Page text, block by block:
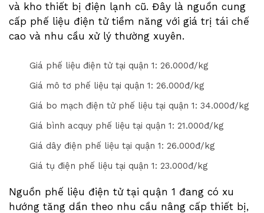
và kho thiết bị điện lạnh cũ. Đây là nguồn cung
cấp phế liệu điện tử tiềm năng với giá trị tái chế
cao và nhu cầu xử lý thường xuyên.
Giá phế liệu điện tử tại quận 1: 26.000đ/kg
Giá mô tơ phế liệu tại quận 1: 26.000đ/kg
Giá bo mạch điện tử phế liệu tại quận 1: 34.000đ/kg
Giá bình acquy phế liệu tại quận 1: 21.000đ/kg
Giá dây điện phế liệu tại quận 1: 26.000đ/kg
Giá tụ điện phế liệu tại quận 1: 23.000đ/kg
Nguồn phế liệu điện tử tại quận 1 đang có xu
hướng tăng dần theo nhu cầu nâng cấp thiết bị,